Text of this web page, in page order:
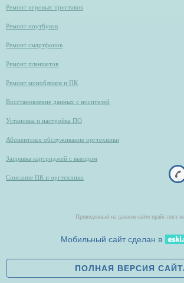
Ремонт игровых приставок
Ремонт ноутбуков
Ремонт смартфонов
Ремонт планшетов
Ремонт моноблоков и ПК
Восстановление данных с носителей
Установка и настройка ПО
Абонентское обслуживание оргтехники
Заправка картриджей с выездом
Списание ПК и оргтехники
Приведенный на данном сайте прайс-лист
Мобильный сайт сделан в
ПОЛНАЯ ВЕРСИЯ